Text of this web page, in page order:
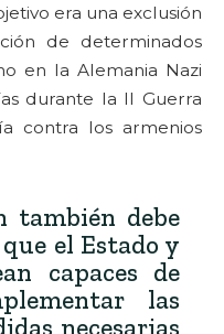
era una exclusión
de determinados
en la Alemania Nazi
durante la II Guerra
contra los armenios
también debe
el Estado y
capaces de
las
necesarias